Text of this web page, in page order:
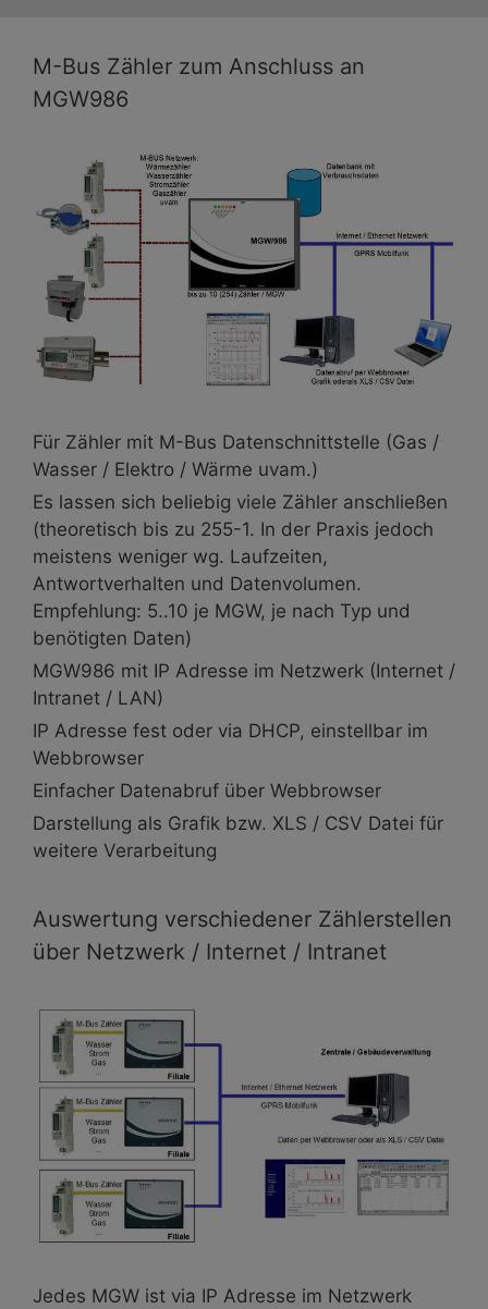
M-Bus Zähler zum Anschluss an
MGW986
Für Zähler mit M-Bus Datenschnittstelle (Gas /
Wasser / Elektro / Wärme uvam.)
Es lassen sich beliebig viele Zähler anschließen
(theoretisch bis zu 255-1. In der Praxis jedoch
meistens weniger wg. Laufzeiten,
Antwortverhalten und Datenvolumen.
Empfehlung: 5..10 je MGW, je nach Typ und
benötigten Daten)
MGW986 mit IP Adresse im Netzwerk (Internet /
Intranet / LAN)
IP Adresse fest oder via DHCP, einstellbar im
Webbrowser
Einfacher Datenabruf über Webbrowser
Darstellung als Grafik bzw. XLS / CSV Datei für
weitere Verarbeitung
Auswertung verschiedener Zählerstellen
über Netzwerk / Internet / Intranet
Jedes MGW ist via IP Adresse im Netzwerk